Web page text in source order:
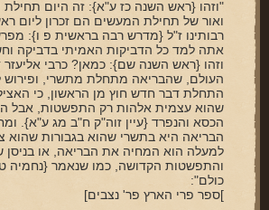
"וזהו {ראש השנה כז ע"א}: זה היום תחילת
ואור של תחילת המעשים הם זכרון ליום
רבותינו ז"ל {מדרש רבה בראשית פ ו}:
אתה למד כל הדביקות האמיתי בדביקה
וזהו {ראש השנה שם}: כמאן? כרבי
העולם, שהבריאה מתחלת מתשרי, ופירוש
התחלת דבר חדש חוץ מן הראשון, כי
שהוא עצמית אלהות רק התפשטות, אבל
הכסא והנפרד {עיין זוה"ק ח"ב מג ע"א}.
הבריאה היא בתשרי שהוא בגבורות שהוא
למעלה הוא המחיה את הבריאה, או בניסן
והתפשטות הקדושה, כמו שנאמר {נחמיה
כולם":
]ספר פרי הארץ פר' נצבים]